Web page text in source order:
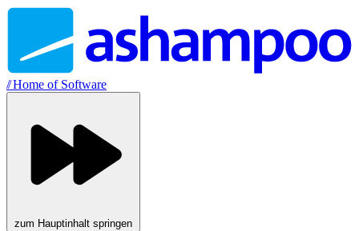
//Home of Software
zum Hauptinhalt springen